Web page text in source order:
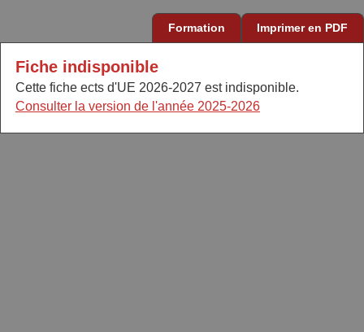
Formation Imprimer en PDF
Fiche indisponible
Cette fiche ects d'UE 2026-2027 est indisponible.
Consulter la version de l'année 2025-2026